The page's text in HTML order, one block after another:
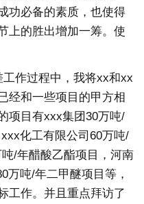
功必备的素质，也使得
上的胜出增加一筹。使
作过程中，我将xx和xx
经和一些项目的甲方相
项目有xxx集团30万吨/
化工有限公司60万吨/
/年醋酸乙酯项目，河南
万吨/年二甲醚项目等，
工作。并且重点拜访了